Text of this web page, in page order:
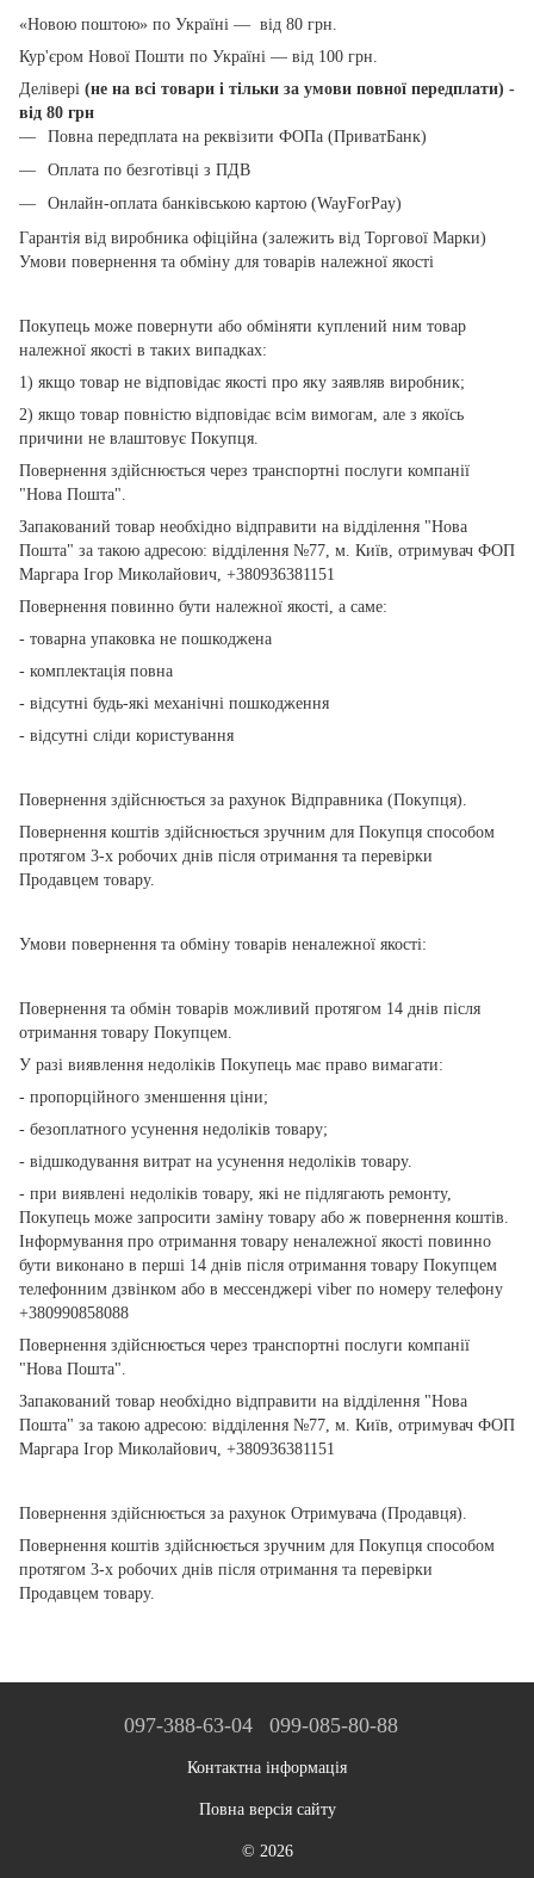
«Новою поштою» по Україні — від 80 грн.
Кур'єром Нової Пошти по Україні — від 100 грн.
Делівері (не на всі товари і тільки за умови повної передплати) -
від 80 грн
Повна передплата на реквізити ФОПа (ПриватБанк)
Оплата по безготівці з ПДВ
Онлайн-оплата банківською картою (WayForPay)
Гарантія від виробника офіційна (залежить від Торгової Марки)
Умови повернення та обміну для товарів належної якості
Покупець може повернути або обміняти куплений ним товар
належної якості в таких випадках:
1) якщо товар не відповідає якості про яку заявляв виробник;
2) якщо товар повністю відповідає всім вимогам, але з якоїсь
причини не влаштовує Покупця.
Повернення здійснюється через транспортні послуги компанії
"Нова Пошта".
Запакований товар необхідно відправити на відділення "Нова
Пошта" за такою адресою: відділення №77, м. Київ, отримувач ФОП
Маргара Ігор Миколайович, +380936381151
Повернення повинно бути належної якості, а саме:
- товарна упаковка не пошкоджена
- комплектація повна
- відсутні будь-які механічні пошкодження
- відсутні сліди користування
Повернення здійснюється за рахунок Відправника (Покупця).
Повернення коштів здійснюється зручним для Покупця способом
протягом 3-х робочих днів після отримання та перевірки
Продавцем товару.
Умови повернення та обміну товарів неналежної якості:
Повернення та обмін товарів можливий протягом 14 днів після
отримання товару Покупцем.
У разі виявлення недоліків Покупець має право вимагати:
- пропорційного зменшення ціни;
- безоплатного усунення недоліків товару;
- відшкодування витрат на усунення недоліків товару.
- при виявлені недоліків товару, які не підлягають ремонту,
Покупець може запросити заміну товару або ж повернення коштів.
Інформування про отримання товару неналежної якості повинно
бути виконано в перші 14 днів після отримання товару Покупцем
телефонним дзвінком або в мессенджері viber по номеру телефону
+380990858088
Повернення здійснюється через транспортні послуги компанії
"Нова Пошта".
Запакований товар необхідно відправити на відділення "Нова
Пошта" за такою адресою: відділення №77, м. Київ, отримувач ФОП
Маргара Ігор Миколайович, +380936381151
Повернення здійснюється за рахунок Отримувача (Продавця).
Повернення коштів здійснюється зручним для Покупця способом
протягом 3-х робочих днів після отримання та перевірки
Продавцем товару.
097-388-63-04 099-085-80-88
Контактна інформація
Повна версія сайту
© 2026